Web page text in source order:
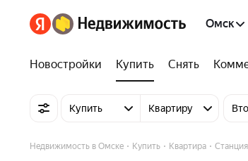
Омск
Новостройки Купить Снять
Купить Квартиру
Недвижимость в Омске Купить Квартира